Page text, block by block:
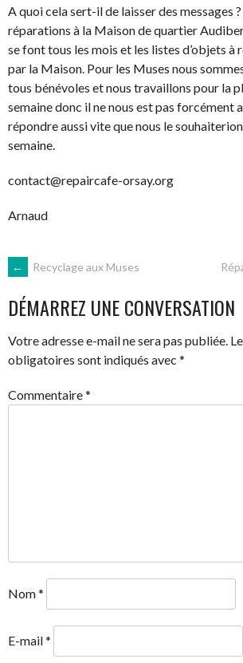
A quoi cela sert-il de laisser des messages
réparations à la Maison de quartier
se font tous les mois et les listes d’objets à
par la Maison. Pour les Muses nous
tous bénévoles et nous travaillons pour la
semaine donc il ne nous est pas forcément
répondre aussi vite que nous le
semaine.
contact@repaircafe-orsay.org
Arnaud
NAVIGATION
DES
ARTICLES
← Recyclage aux Muses
DÉMARREZ UNE CONVERSATION
Votre adresse e-mail ne sera pas publiée.
obligatoires sont indiqués avec *
Commentaire*
Nom*
E-mail*